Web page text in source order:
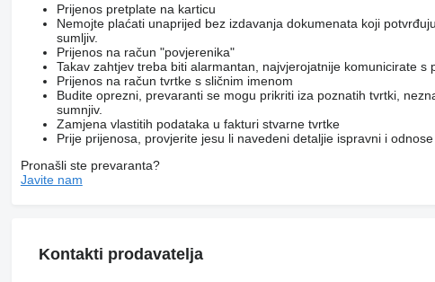
Prijenos pretplate na karticu
Nemojte plaćati unaprijed bez izdavanja dokumenata koji
sumljiv.
Prijenos na račun "povjerenika"
Takav zahtjev treba biti alarmantan, najvjerojatnije komunicirate s
Prijenos na račun tvrtke s sličnim imenom
Budite oprezni, prevaranti se mogu prikriti iza poznatih tvrtki,
sumnjiv.
Zamjena vlastitih podataka u fakturi stvarne tvrtke
Prije prijenosa, provjerite jesu li navedeni detaljie ispravni i
Pronašli ste prevaranta?
Javite nam
Kontakti prodavatelja